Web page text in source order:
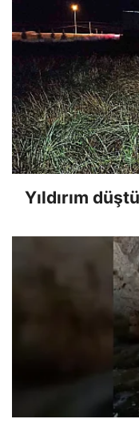
Yıldırım